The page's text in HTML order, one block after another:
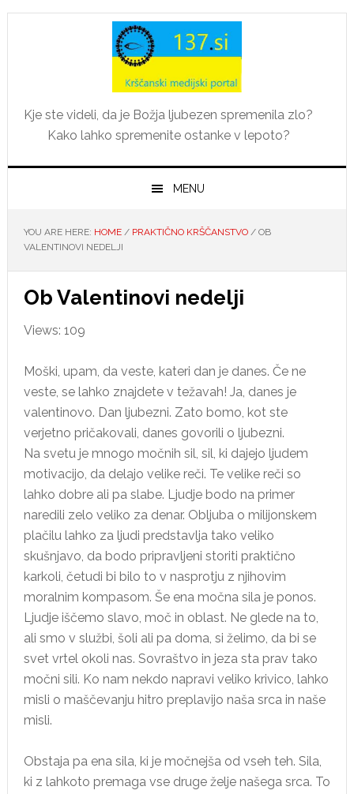
Skip
Skip
Skip
Skip
Kje ste videli, da je Božja ljubezen spremenila zlo?
Kako lahko spremenite ostanke v lepoto?
MENU
YOU ARE HERE: HOME / PRAKTIČNO KRŠČANSTVO /OB
VALENTINOVI NEDELJI
Ob Valentinovi nedelji
Views: 109
Moški, upam, da veste, kateri dan je danes. Če ne
veste, se lahko znajdete v težavah! Ja, danes je
valentinovo. Dan ljubezni. Zato bomo, kot ste
verjetno pričakovali, danes govorili o ljubezni.
Na svetu je mnogo močnih sil, sil, ki dajejo ljudem
motivacijo, da delajo velike reči. Te velike reči so
lahko dobre ali pa slabe. Ljudje bodo na primer
naredili zelo veliko za denar. Obljuba o milijonskem
plačilu lahko za ljudi predstavlja tako veliko
skušnjavo, da bodo pripravljeni storiti praktično
karkoli, četudi bi bilo to v nasprotju z njihovim
moralnim kompasom. Še ena močna sila je ponos.
Ljudje iščemo slavo, moč in oblast. Ne glede na to,
ali smo v službi, šoli ali pa doma, si želimo, da bi se
svet vrtel okoli nas. Sovraštvo in jeza sta prav tako
močni sili. Ko nam nekdo napravi veliko krivico, lahko
misli o maščevanju hitro preplavijo naša srca in naše
misli.
Obstaja pa ena sila, ki je močnejša od vseh teh. Sila,
ki z lahkoto premaga vse druge želje našega srca. To